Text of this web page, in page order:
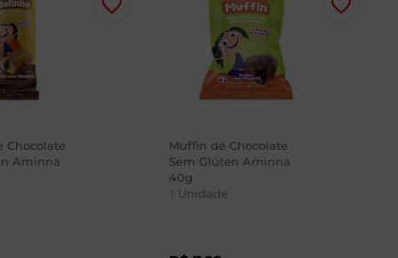
Chocolate
Aminna
Muffin de Chocolate
Sem Glúten Aminna
40g
1 Unidade